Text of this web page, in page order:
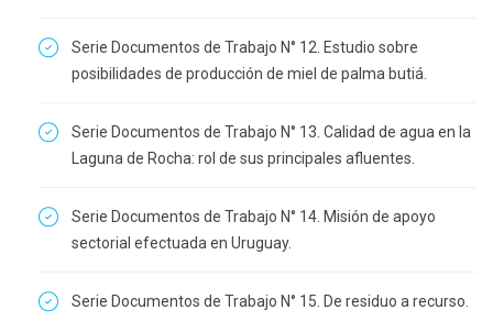
Serie Documentos de Trabajo N° 12. Estudio sobre
posibilidades de producción de miel de palma butiá.
Serie Documentos de Trabajo N° 13. Calidad de agua en la
Laguna de Rocha: rol de sus principales afluentes.
Serie Documentos de Trabajo N° 14. Misión de apoyo
sectorial efectuada en Uruguay.
Serie Documentos de Trabajo N° 15. De residuo a recurso.